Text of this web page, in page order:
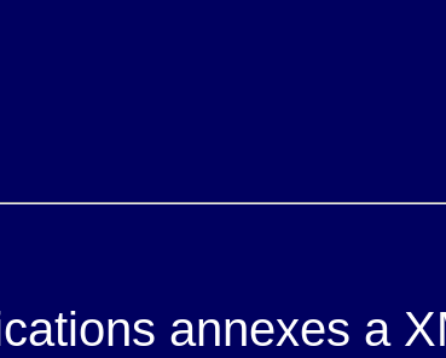
annexes a